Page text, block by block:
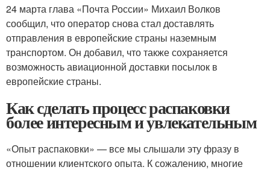
24 марта глава «Почта России» Михаил Волков
сообщил, что оператор снова стал доставлять
отправления в европейские страны наземным
транспортом. Он добавил, что также сохраняется
возможность авиационной доставки посылок в
европейские страны.
Как сделать процесс распаковки
более интересным и увлекательным
«Опыт распаковки» — все мы слышали эту фразу в
отношении клиентского опыта. К сожалению, многие